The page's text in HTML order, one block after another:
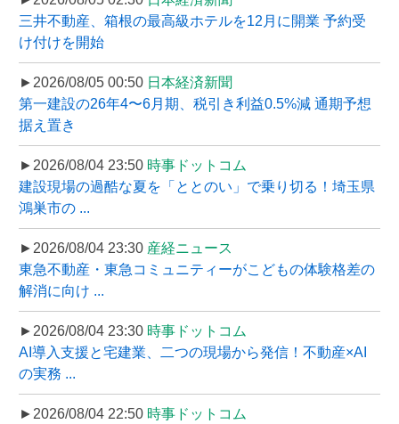
三井不動産、箱根の最高級ホテルを12月に開業 予約受
け付けを開始
►2026/08/05 00:50 日本経済新聞
第一建設の26年4〜6月期、税引き利益0.5%減 通期予想
据え置き
►2026/08/04 23:50 時事ドットコム
建設現場の過酷な夏を「ととのい」で乗り切る！埼玉県
鴻巣市の ...
►2026/08/04 23:30 産経ニュース
東急不動産・東急コミュニティーがこどもの体験格差の
解消に向け ...
►2026/08/04 23:30 時事ドットコム
AI導入支援と宅建業、二つの現場から発信！不動産×AI
の実務 ...
►2026/08/04 22:50 時事ドットコム